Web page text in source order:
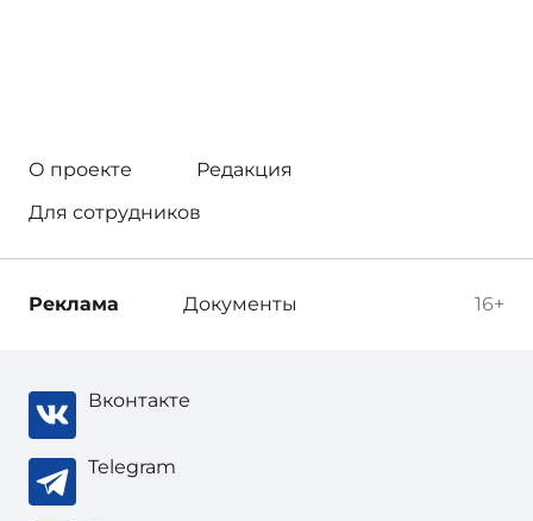
О проекте
Редакция
Для сотрудников
16+
Реклама Документы
Вконтакте
Telegram